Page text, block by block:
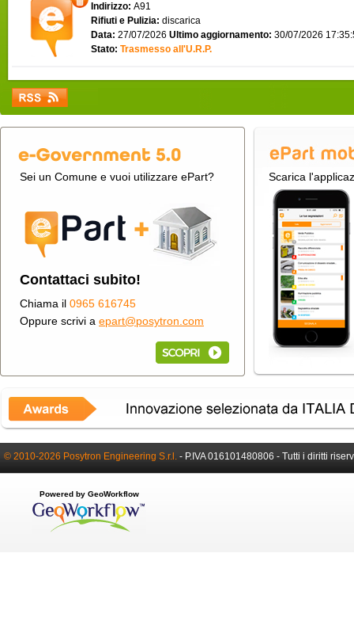
Indirizzo: A91
Rifiuti e Pulizia: discarica
Data: 27/07/2026 Ultimo aggiornamento: 30/07/2026
Stato: Trasmesso all'U.R.P.
Sei un Comune e vuoi utilizzare ePart?
Contattaci subito!
Chiama il 0965 616745
Oppure scrivi a epart@posytron.com
Scarica
© 2010-2026 Posytron Engineering S.r.l. - P.IVA 016101480806 - Tutti i diritti
Powered by GeoWorkflow